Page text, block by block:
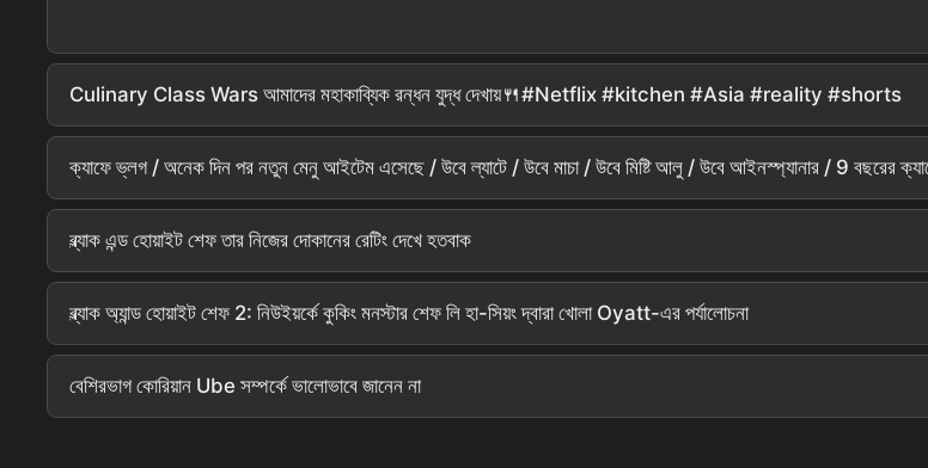
Culinary Class Wars আমাদের মহাকাব্যিক রন্ধন যুদ্ধ দেখায়🍴#Netflix #kitchen #Asia #reality #shorts
ক্যাফে ভ্লগ / অনেক দিন পর নতুন মেনু আইটেম এসেছে / উবে ল্যাটে / উবে মাচা / উবে মিষ্টি আলু / উবে আইনস্প্যানার / 9 বছরের
ব্ল্যাক এন্ড হোয়াইট শেফ তার নিজের দোকানের রেটিং দেখে হতবাক
ব্ল্যাক অ্যান্ড হোয়াইট শেফ 2: নিউইয়র্কে কুকিং মনস্টার শেফ লি হা-সিয়ং দ্বারা খোলা Oyatt-এর পর্যালোচনা
বেশিরভাগ কোরিয়ান Ube সম্পর্কে ভালোভাবে জানেন না